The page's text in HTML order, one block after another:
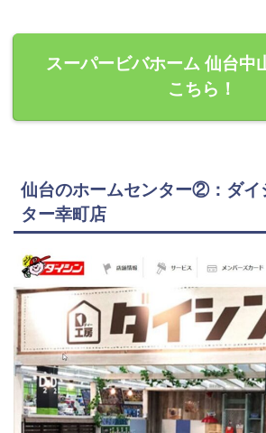
スーパービバホーム 仙台中
こちら！
仙台のホームセンター②：ダイ
ター幸町店